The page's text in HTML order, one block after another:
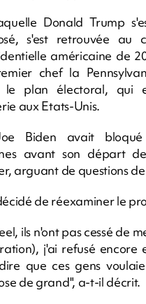
Donald Trump
s'est retrouvée
américaine de
chef la
le plan électoral, qui
aux Etats-Unis.
Biden avait
avant son départ
arguant de questions
de réexaminer le
ils n'ont pas cessé de
j'ai refusé encore
que ces gens
de grand", a-t-il décrit.